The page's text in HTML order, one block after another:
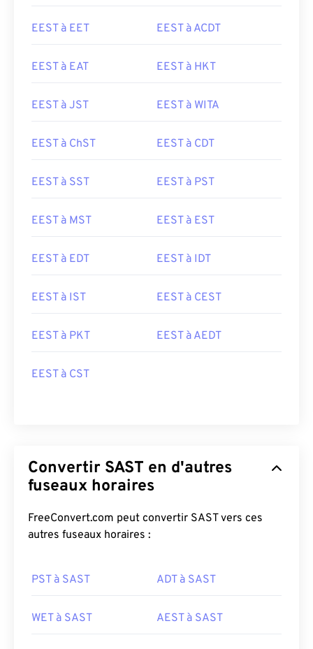
EEST à EET EEST à ACDT
EEST à EAT EEST à HKT
EEST à JST EEST à WITA
EEST à ChST EEST à CDT
EEST à SST EEST à PST
EEST à MST EEST à EST
EEST à EDT EEST à IDT
EEST à IST EEST à CEST
EEST à PKT EEST à AEDT
EEST à CST
Convertir SAST en d'autres
fuseaux horaires
FreeConvert.com peut convertir SAST vers ces
autres fuseaux horaires :
PST à SAST ADT à SAST
WET à SAST AEST à SAST